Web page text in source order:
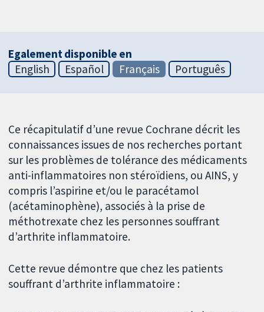
Egalement disponible en
English
Español Français Português
Ce récapitulatif d’une revue Cochrane décrit les
connaissances issues de nos recherches portant
sur les problèmes de tolérance des médicaments
anti-inflammatoires non stéroïdiens, ou AINS, y
compris l’aspirine et/ou le paracétamol
(acétaminophène), associés à la prise de
méthotrexate chez les personnes souffrant
d’arthrite inflammatoire.
Cette revue démontre que chez les patients
souffrant d’arthrite inflammatoire :